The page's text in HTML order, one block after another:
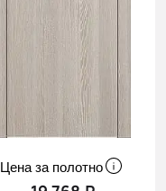
Цена за полотно